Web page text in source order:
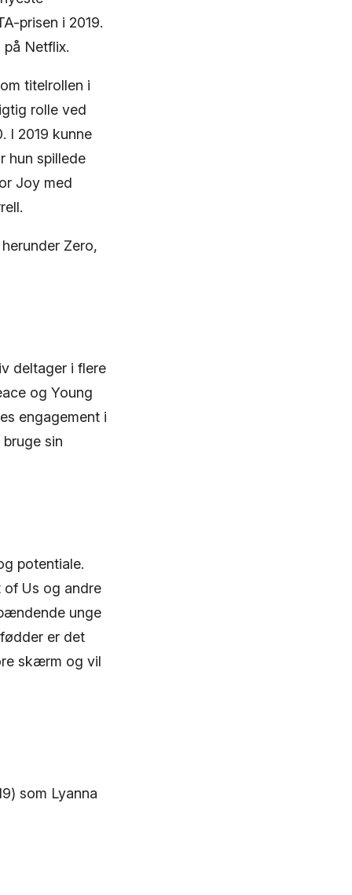
prisen i 2019.
på Netflix.
titelrollen i
rolle ved
I 2019 kunne
hun spillede
Joy med
Zero,
deltager i flere
og Young
engagement i
sin
potentiale.
of Us og andre
unge
er det
skærm og vil
som Lyanna